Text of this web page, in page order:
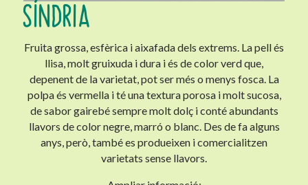
SÍNDRIA
Fruita grossa, esfèrica i aixafada dels extrems. La pell és
llisa, molt gruixuda i dura i és de color verd que,
depenent de la varietat, pot ser més o menys fosca. La
polpa és vermella i té una textura porosa i molt sucosa,
de sabor gairebé sempre molt dolç i conté abundants
llavors de color negre, marró o blanc. Des de fa alguns
anys, però, també es produeixen i comercialitzen
varietats sense llavors.